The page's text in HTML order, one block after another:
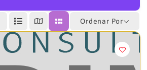
Ordenar Por